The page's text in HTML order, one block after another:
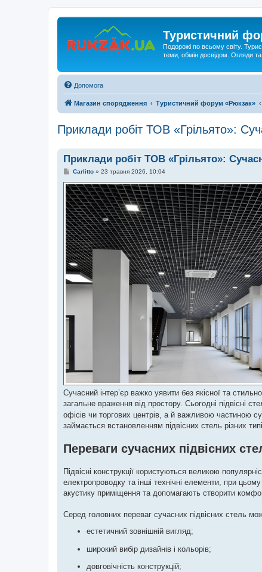
Туристичний
Подорожі по всьому світу.
теми, обмін досвідом. Огляди
Допомога
Магазин спорядження Туристичний форум «Рюкзак»
Приклади робіт ТОВ «Грільято»:
Приклади робіт ТОВ «Грільято»:
П
в
і
д
о
м
л
е
н
н
я
Carlitto» 23 травня 2026, 10:04
Сучасний інтер’єр важко уявити без якісної та
загальне враження від простору. Сьогодні підвісні
офісів чи торгових центрів, а й важливою частиною
займається встановленням підвісних стель різних
Переваги сучасних підвісних
Підвісні конструкції користуються великою
електропроводку та інші технічні елементи, при
акустику приміщення та допомагають створити
Серед головних переваг сучасних підвісних стель
естетичний зовнішній вигляд;
широкий вибір дизайнів і кольорів;
довговічність конструкцій;